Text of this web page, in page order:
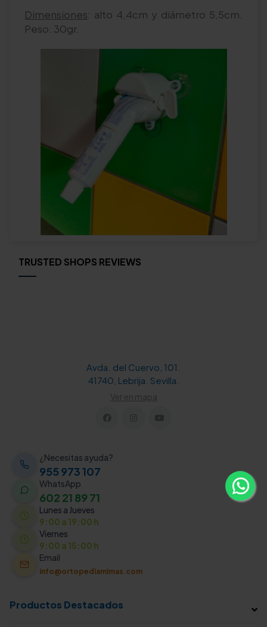
Dimensiones: alto 4,4cm y diámetro 5,5cm.
Peso: 30gr.
TRUSTED SHOPS REVIEWS
Avda. del Cuervo, 101.
41740, Lebrija. Sevilla.
Ver en mapa
¿Necesitas ayuda?
955 973 107
WhatsApp
602 21 89 71
Lunes a Jueves
9:00 a 19:00 h
Viernes
9:00 a 15:00 h
Email
info@ortopediamimas.com
Productos Destacados